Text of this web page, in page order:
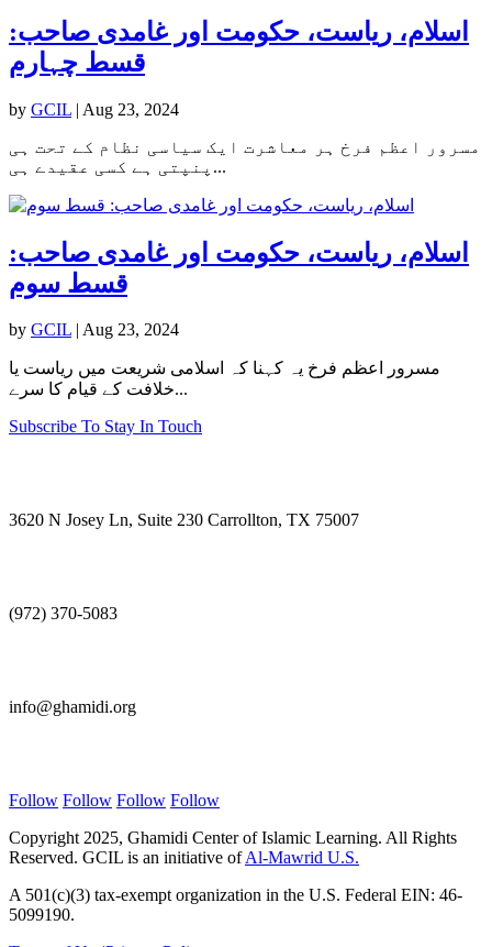
اسلام، ریاست، حکومت اور غامدی صاحب:
قسط چہارم
by GCIL | Aug 23, 2024
مسرور اعظم فرخ ہر معاشرت ایک سیاسی نظام کے تحت ہی
پنپتی ہے کسی عقیدے ہی...
اسلام، ریاست، حکومت اور غامدی صاحب:
قسط سوم
by GCIL | Aug 23, 2024
مسرور اعظم فرخ یہ کہنا کہ اسلامی شریعت میں ریاست یا
خلافت کے قیام کا سرے...
Subscribe To Stay In Touch
3620 N Josey Ln, Suite 230 Carrollton, TX 75007
(972) 370-5083
info@ghamidi.org
Follow Follow Follow Follow
Copyright 2025, Ghamidi Center of Islamic Learning. All Rights
Reserved. GCIL is an initiative ofAl-Mawrid U.S.
A 501(c)(3) tax-exempt organization in the U.S. Federal EIN: 46-
5099190.